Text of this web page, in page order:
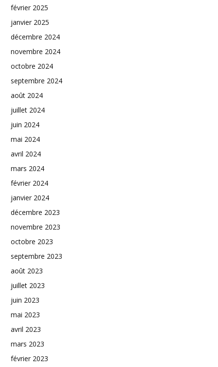
février 2025
janvier 2025
décembre 2024
novembre 2024
octobre 2024
septembre 2024
août 2024
juillet 2024
juin 2024
mai 2024
avril 2024
mars 2024
février 2024
janvier 2024
décembre 2023
novembre 2023
octobre 2023
septembre 2023
août 2023
juillet 2023
juin 2023
mai 2023
avril 2023
mars 2023
février 2023